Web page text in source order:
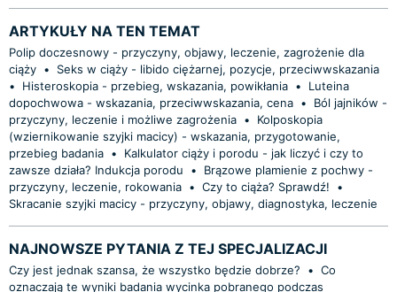
ARTYKUŁY NA TEN TEMAT
Polip doczesnowy - przyczyny, objawy, leczenie, zagrożenie dla
ciąży •
Seks w ciąży - libido ciężarnej, pozycje, przeciwwskazania
•
Histeroskopia - przebieg, wskazania, powikłania •
Luteina
dopochwowa - wskazania, przeciwwskazania, cena •
Ból jajników -
przyczyny, leczenie i możliwe zagrożenia •
Kolposkopia
(wziernikowanie szyjki macicy) - wskazania, przygotowanie,
przebieg badania •
Kalkulator ciąży i porodu - jak liczyć i czy to
zawsze działa? Indukcja porodu
•
Brązowe plamienie z pochwy -
przyczyny, leczenie, rokowania • Czy to ciąża? Sprawdź!
•
Skracanie szyjki macicy - przyczyny, objawy, diagnostyka, leczenie
NAJNOWSZE PYTANIA Z TEJ SPECJALIZACJI
Czy jest jednak szansa, że wszystko będzie dobrze? • Co
oznaczają te wyniki badania wycinka pobranego podczas